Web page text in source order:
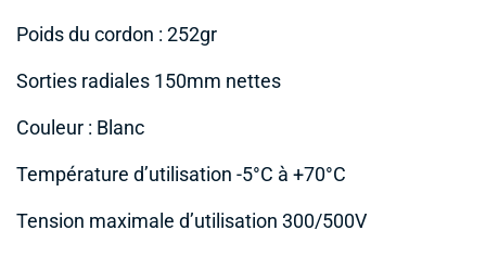
Poids du cordon : 252gr
Sorties radiales 150mm nettes
Couleur : Blanc
Température d’utilisation -5°C à +70°C
Tension maximale d’utilisation 300/500V